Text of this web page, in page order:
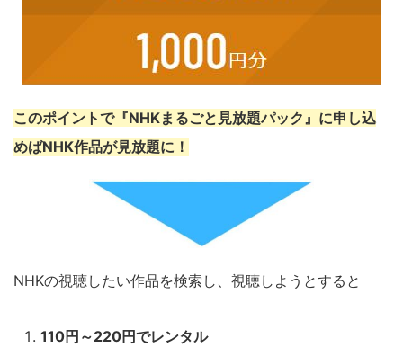
このポイントで『NHKまるごと見放題パック』に申し込
めばNHK作品が見放題に！
NHKの視聴したい作品を検索し、視聴しようとすると
110円～220円でレンタル